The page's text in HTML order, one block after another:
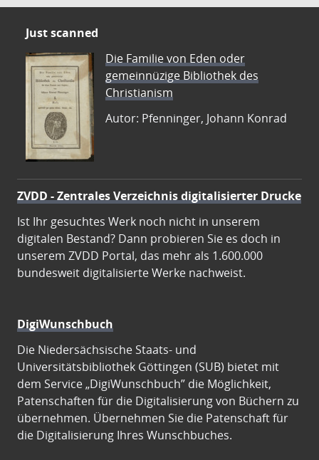
Just scanned
Die Familie von Eden oder
gemeinnüzige Bibliothek des
Christianism
Autor: Pfenninger, Johann Konrad
ZVDD - Zentrales Verzeichnis digitalisierter Drucke
Ist Ihr gesuchtes Werk noch nicht in unserem
digitalen Bestand? Dann probieren Sie es doch in
unserem ZVDD Portal, das mehr als 1.600.000
bundesweit digitalisierte Werke nachweist.
DigiWunschbuch
Die Niedersächsische Staats- und
Universitätsbibliothek Göttingen (SUB) bietet mit
dem Service „DigiWunschbuch” die Möglichkeit,
Patenschaften für die Digitalisierung von Büchern zu
übernehmen. Übernehmen Sie die Patenschaft für
die Digitalisierung Ihres Wunschbuches.